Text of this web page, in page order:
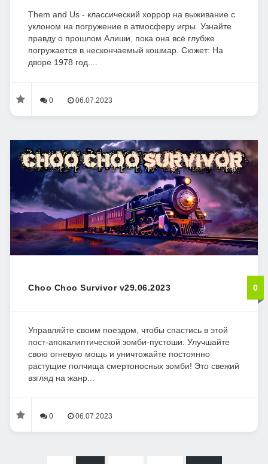
Them and Us - классический хоррор на выживание с
уклоном на погружение в атмосферу игры. Узнайте
правду о прошлом Алиши, пока она всё глубже
погружается в нескончаемый кошмар. Сюжет: На
дворе 1978 год....
0 06.07.2023
Choo Choo Survivor v29.06.2023 0
Управляйте своим поездом, чтобы спастись в этой
пост-апокалиптической зомби-пустоши. Улучшайте
свою огневую мощь и уничтожайте постоянно
растущие полчища смертоносных зомби! Это свежий
взгляд на жанр...
0 06.07.2023